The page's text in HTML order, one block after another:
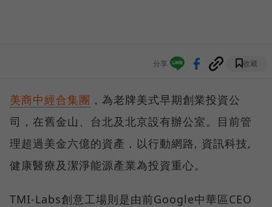
分享 收藏
美商中經合集團 ，為老牌美式早期創業投資公
司，在舊金山、台北及北京設有辦公室。目前管
理超過美金六億的資產，以行動網路, 資訊科技,
健康醫療及潔淨能源產業為投資重心。
TMI-Labs創意工場則是由前Google中華區CEO